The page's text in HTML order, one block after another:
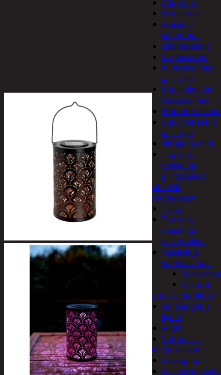
Adapterit
Kärkisarjat
Räikät ja
vääntimet
Iskumeisselit
Jakoavaimet
Kiintoavaimet
ja -sarjat
Kuusiokolo ja
torx-avaimet
Ruuvimeisselit
ja -sarjat
Nitojat ja niitit
Tuurnat,
meistit ja
piirtopuikot
Käsihöylät
Lyöntityökalut
Taltat
Tuurnat,
meistit ja
piirtopuikot
Vasarat ja
sorkkaraudat
Vasarat
Mittaus ja merkintä
Linjalangat ja
kynät
Mitat
Vatupassit
Pihdit ja leikkurit
Lukkopihdit